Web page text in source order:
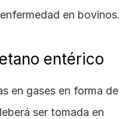
en bovinos.
entérico
en gases en forma de
ser tomada en